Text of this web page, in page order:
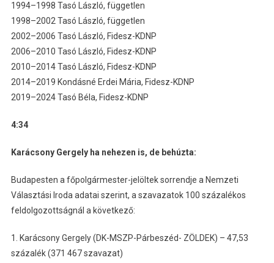
1994–1998 Tasó László, független
1998–2002 Tasó László, független
2002–2006 Tasó László, Fidesz-KDNP
2006–2010 Tasó László, Fidesz-KDNP
2010–2014 Tasó László, Fidesz-KDNP
2014–2019 Kondásné Erdei Mária, Fidesz-KDNP
2019–2024 Tasó Béla, Fidesz-KDNP
4:34
Karácsony Gergely ha nehezen is, de behúzta:
Budapesten a főpolgármester-jelöltek sorrendje a Nemzeti
Választási Iroda adatai szerint, a szavazatok 100 százalékos
feldolgozottságnál a következő:
1. Karácsony Gergely (DK-MSZP-Párbeszéd- ZÖLDEK) – 47,53
százalék (371 467 szavazat)